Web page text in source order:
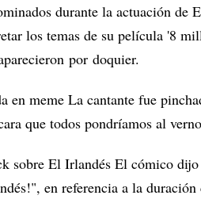
durante la actuación de
los temas de su película '8
por doquier.
en meme La cantante fue
que todos pondríamos al
sobre El Irlandés El cómico
en referencia a la